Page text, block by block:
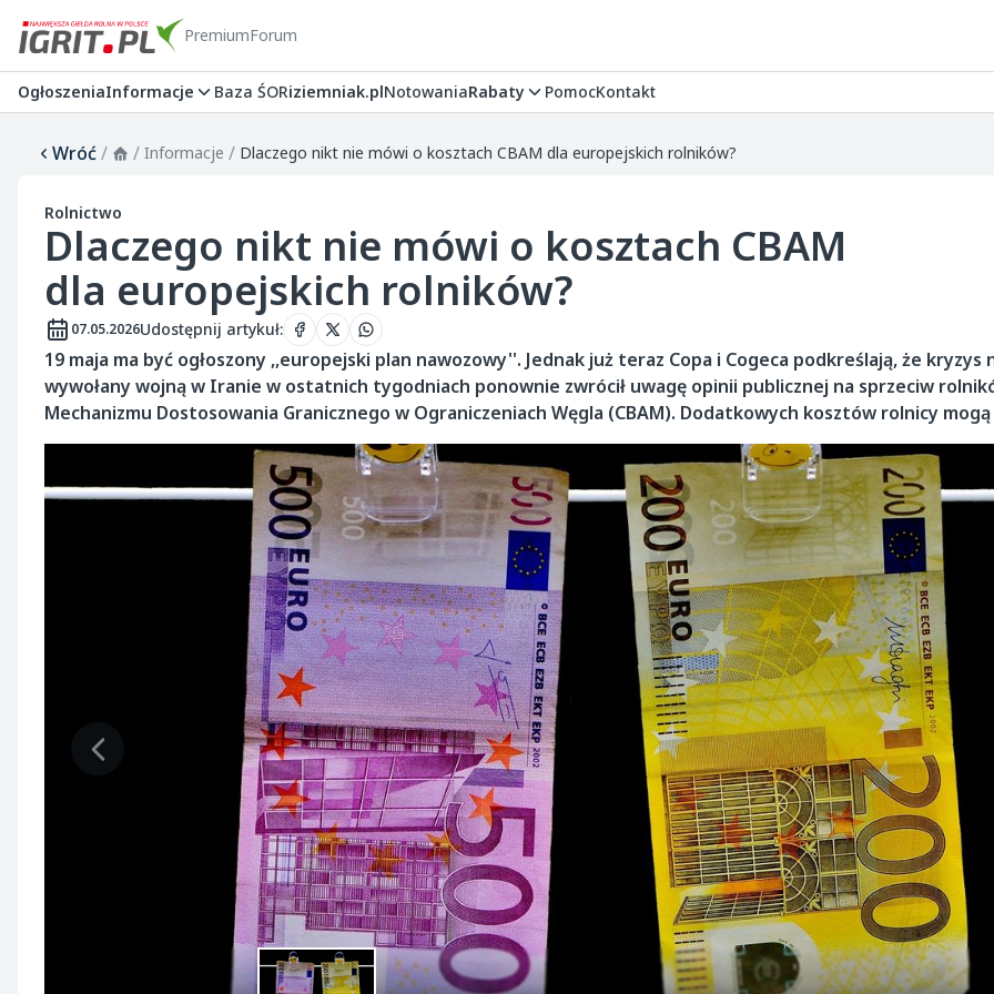
PremiumForum
OgłoszeniaInformacje Baza ŚORiziemniak.plNotowaniaRabaty PomocKontakt
Wróć/ / Informacje / Dlaczego nikt nie mówi o kosztach CBAM dla europejskich rolników?
Rolnictwo
Dlaczego nikt nie mówi o kosztach CBAM
dla europejskich rolników?
07.05.2026Udostępnij artykuł:
19 maja ma być ogłoszony ,,europejski plan nawozowy''. Jednak już teraz Copa i Cogeca podkreślają, że kryzys
wywołany wojną w Iranie w ostatnich tygodniach ponownie zwrócił uwagę opinii publicznej na sprzeciw
Mechanizmu Dostosowania Granicznego w Ograniczeniach Węgla (CBAM). Dodatkowych kosztów rolnicy